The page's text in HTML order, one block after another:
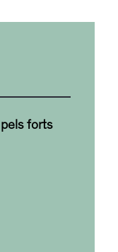
forts